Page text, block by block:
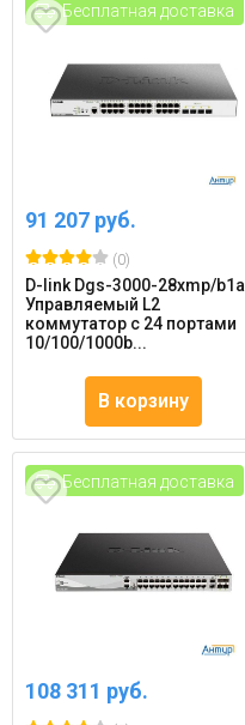
Бесплатная доставка
91 207 руб.
(0)
D-link Dgs-3000-28xmp/b1a
Управляемый L2
коммутатор с 24 портами
10/100/1000b...
В корзину
Бесплатная доставка
108 311 руб.